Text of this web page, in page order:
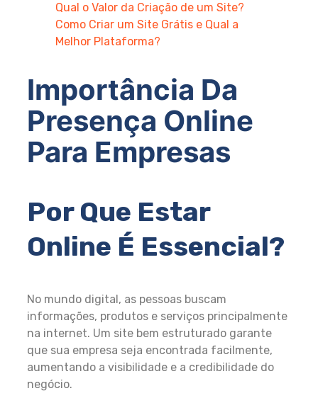
Qual o Valor da Criação de um Site?
Como Criar um Site Grátis e Qual a
Melhor Plataforma?
Importância Da
Presença Online
Para Empresas
Por Que Estar
Online É Essencial?
No mundo digital, as pessoas buscam
informações, produtos e serviços principalmente
na internet. Um site bem estruturado garante
que sua empresa seja encontrada facilmente,
aumentando a visibilidade e a credibilidade do
negócio.